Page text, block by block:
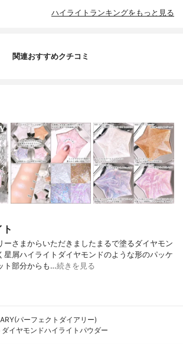
ハイライトランキングをもっと見る
関連おすすめクチコミ
ーさまからいただきましたまるで塗るダイヤモン
星屑ハイライトダイヤモンドのような形のパッケ
ト部分からも…続きを見る
パーフェクトダイアリー)
イヤモンドハイライトパウダー